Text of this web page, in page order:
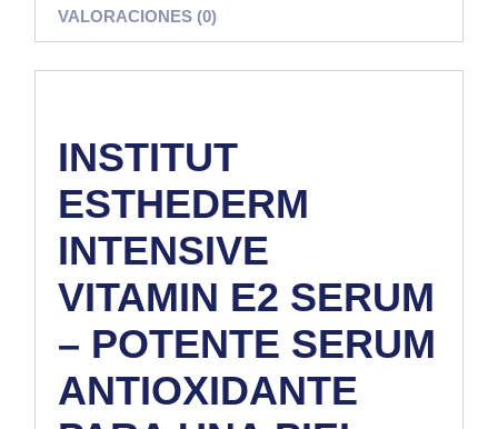
VALORACIONES (0)
INSTITUT
ESTHEDERM
INTENSIVE
VITAMIN E2 SERUM
– POTENTE SERUM
ANTIOXIDANTE